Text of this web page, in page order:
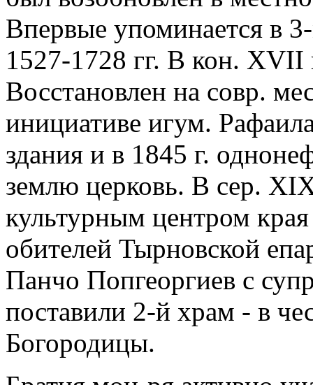
Впервые упоминается в
1527-1728 гг. В кон.
Восстановлен на совр.
инициативе игум.
здания и в 1845 г.
землю церковь. В сер.
культурным центром
обителей Тырновской
Панчо Попгеоргиев с
поставили 2-й храм - в
Богородицы.